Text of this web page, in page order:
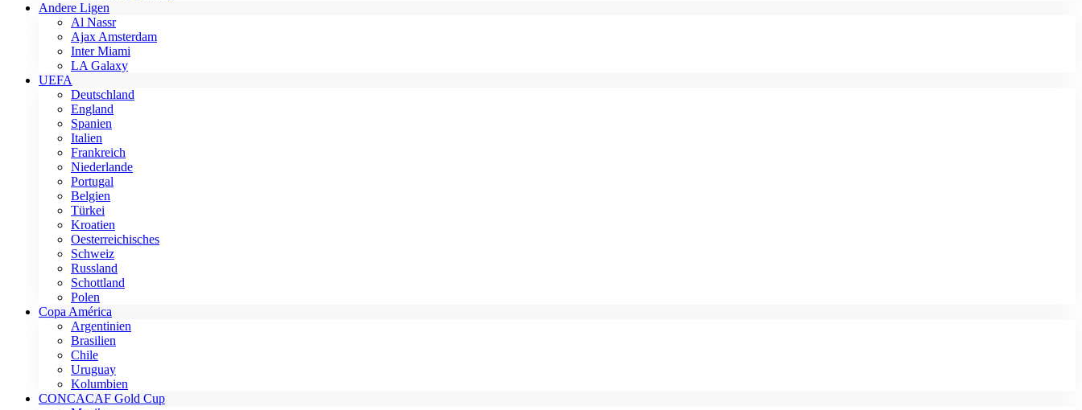
Andere Ligen
Al Nassr
Ajax Amsterdam
Inter Miami
LA Galaxy
UEFA
Deutschland
England
Spanien
Italien
Frankreich
Niederlande
Portugal
Belgien
Türkei
Kroatien
Oesterreichisches
Schweiz
Russland
Schottland
Polen
Copa América
Argentinien
Brasilien
Chile
Uruguay
Kolumbien
CONCACAF Gold Cup